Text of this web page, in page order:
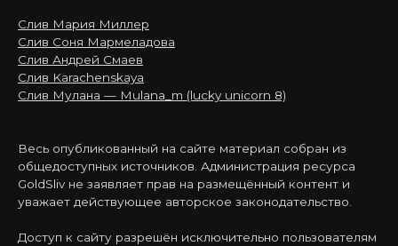
Слив Мария Миллер
Слив Соня Мармеладова
Слив Андрей Смаев
Слив Karachenskaya
Слив Мулана — Mulana_m (lucky unicorn 8)
Весь опубликованный на сайте материал собран из
общедоступных источников. Администрация ресурса
GoldSliv не заявляет прав на размещённый контент и
уважает действующее авторское законодательство.
Доступ к сайту разрешён исключительно пользователям